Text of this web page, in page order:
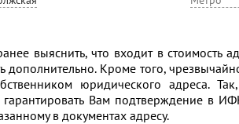
выяснить, что входит в стоимость
Кроме того,
юридического адреса.
Вам подтверждение в
в документах адресу.